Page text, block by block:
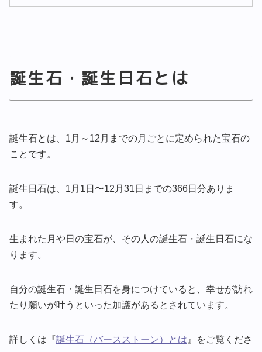
誕生石・誕生日石とは
誕生石とは、1月～12月までの月ごとに定められた宝石の
ことです。
誕生日石は、1月1日〜12月31日までの366日分ありま
す。
生まれた月や日の宝石が、その人の誕生石・誕生日石にな
ります。
自分の誕生石・誕生日石を身につけていると、幸せが訪れ
たり願いが叶うといった加護があるとされています。
詳しくは『誕生石（バースストーン）とは 』をご覧くださ